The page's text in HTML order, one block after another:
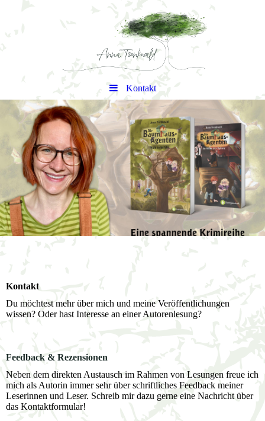
Kontakt
Kontakt
Du möchtest mehr über mich und meine Veröffentlichungen
wissen? Oder hast Interesse an einer Autorenlesung?
Feedback & Rezensionen
Neben dem direkten Austausch im Rahmen von Lesungen freue ich
mich als Autorin immer sehr über schriftliches Feedback meiner
Leserinnen und Leser. Schreib mir dazu gerne eine Nachricht über
das Kontaktformular!